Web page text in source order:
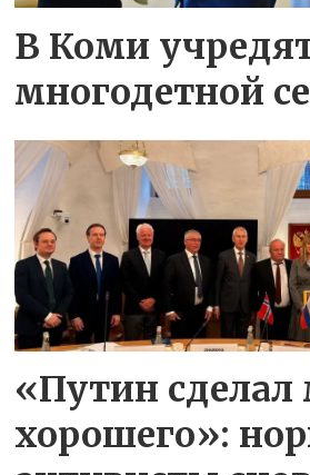
В Коми
многодетной
«Путин сделал
хорошего»: